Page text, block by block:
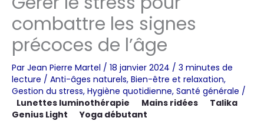
combattre les signes
précoces de l’âge
Par Jean Pierre Martel / 18 janvier 2024 / 3 minutes de
lecture / Anti-âges naturels, Bien-être et relaxation,
Gestion du stress, Hygiène quotidienne, Santé générale /
Lunettes luminothérapie
Mains ridées
Talika
Genius Light
Yoga débutant